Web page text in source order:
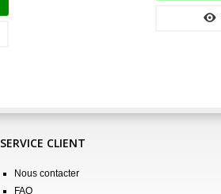
SERVICE CLIENT
Nous contacter
FAQ